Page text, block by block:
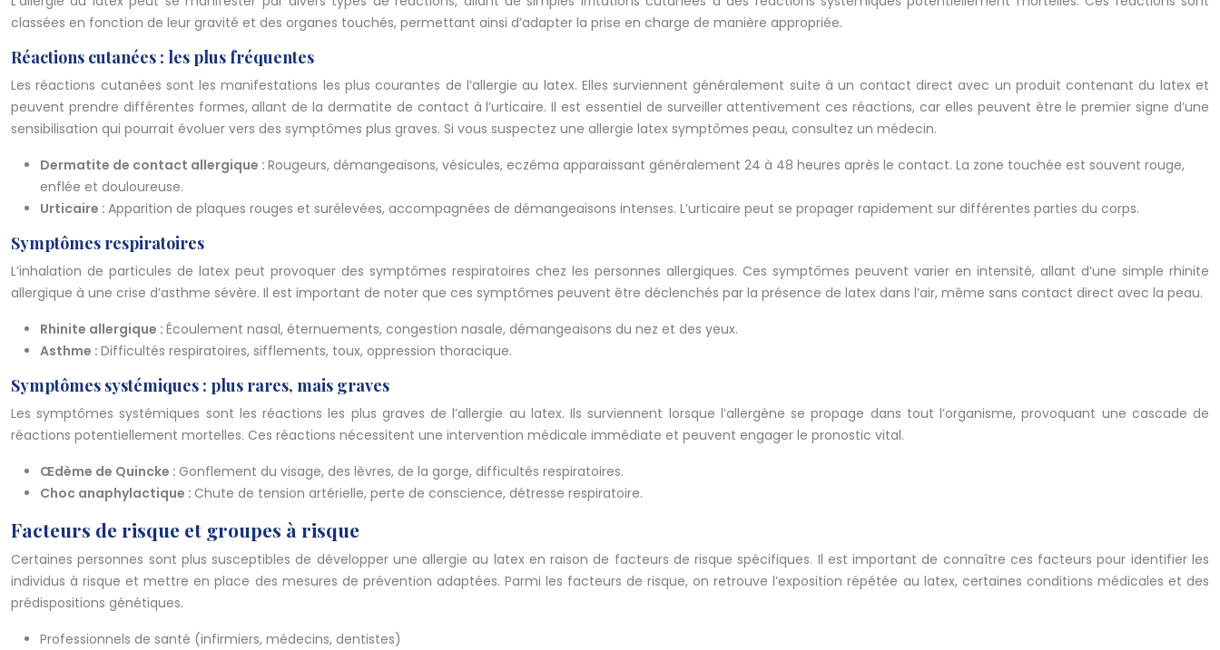
classées en fonction de leur gravité et des organes touchés, permettant ainsi d’adapter la prise en charge de manière appropriée.
Réactions cutanées : les plus fréquentes
Les réactions cutanées sont les manifestations les plus courantes de l’allergie au latex. Elles surviennent généralement suite à un contact direct avec un produit contenant du latex et
peuvent prendre différentes formes, allant de la dermatite de contact à l’urticaire. Il est essentiel de surveiller attentivement ces réactions, car elles peuvent être le premier signe d’une
sensibilisation qui pourrait évoluer vers des symptômes plus graves. Si vous suspectez une allergie latex symptômes peau, consultez un médecin.
Dermatite de contact allergique : Rougeurs, démangeaisons, vésicules, eczéma apparaissant généralement 24 à 48 heures après le contact. La zone touchée est souvent rouge,
enflée et douloureuse.
Urticaire : Apparition de plaques rouges et surélevées, accompagnées de démangeaisons intenses. L’urticaire peut se propager rapidement sur différentes parties du corps.
Symptômes respiratoires
L’inhalation de particules de latex peut provoquer des symptômes respiratoires chez les personnes allergiques. Ces symptômes peuvent varier en intensité, allant d’une simple rhinite
allergique à une crise d’asthme sévère. Il est important de noter que ces symptômes peuvent être déclenchés par la présence de latex dans l’air, même sans contact direct avec la peau.
Rhinite allergique : Écoulement nasal, éternuements, congestion nasale, démangeaisons du nez et des yeux.
Asthme : Difficultés respiratoires, sifflements, toux, oppression thoracique.
Symptômes systémiques : plus rares, mais graves
Les symptômes systémiques sont les réactions les plus graves de l’allergie au latex. Ils surviennent lorsque l’allergène se propage dans tout l’organisme, provoquant une cascade de
réactions potentiellement mortelles. Ces réactions nécessitent une intervention médicale immédiate et peuvent engager le pronostic vital.
Œdème de Quincke : Gonflement du visage, des lèvres, de la gorge, difficultés respiratoires.
Choc anaphylactique : Chute de tension artérielle, perte de conscience, détresse respiratoire.
Facteurs de risque et groupes à risque
Certaines personnes sont plus susceptibles de développer une allergie au latex en raison de facteurs de risque spécifiques. Il est important de connaître ces facteurs pour identifier les
individus à risque et mettre en place des mesures de prévention adaptées. Parmi les facteurs de risque, on retrouve l’exposition répétée au latex, certaines conditions médicales et des
prédispositions génétiques.
Professionnels de santé (infirmiers, médecins, dentistes)